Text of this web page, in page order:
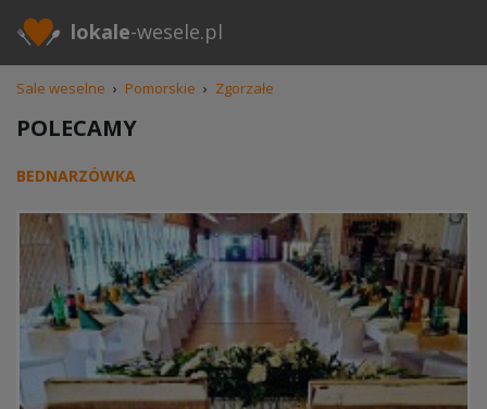
lokale-wesele.pl
Sale weselne › Pomorskie › Zgorzałe
POLECAMY
BEDNARZÓWKA